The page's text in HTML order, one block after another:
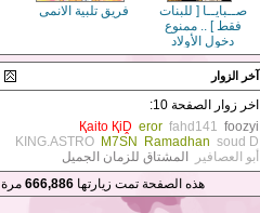
صــبايــا [ للبنات
فقط ] .. ممنوع
دخول الأولاد
فريق تلبية الانمى
آخر الزوار
اخر زوار الصفحة 10:
Қaito ҚiḒ eror fahd141 foozyi
KING.ASTRO M7SN Ramadhan soud D
أبو العصافير
المشتاق للزمان الجميل
هذه الصفحة تمت زيارتها 666,886 مرة